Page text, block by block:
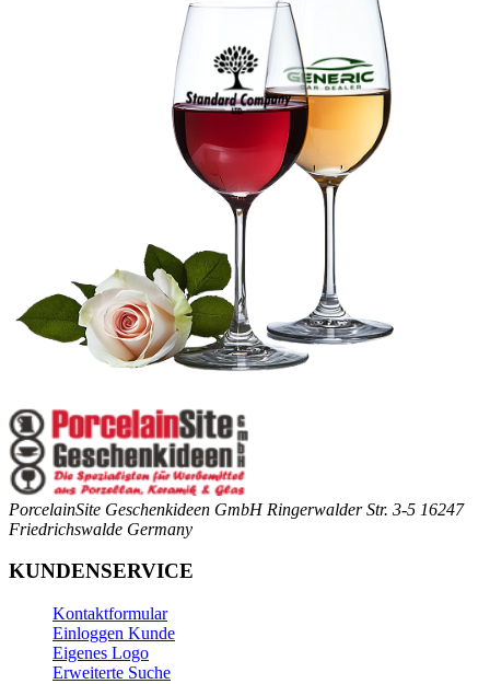
PorcelainSite Geschenkideen GmbH Ringerwalder Str. 3-5 16247
Friedrichswalde Germany
KUNDENSERVICE
Kontaktformular
Einloggen Kunde
Eigenes Logo
Erweiterte Suche